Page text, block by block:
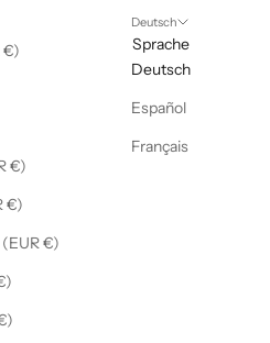
€)
€)
€)
€)
Deutsch
Sprache
Deutsch
Español
Français